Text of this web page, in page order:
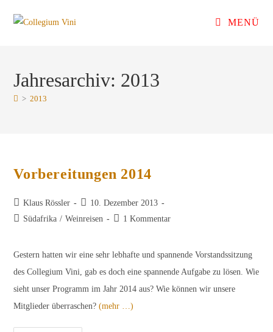
Inhalt
MENÜ
Jahresarchiv: 2013
> 2013
Vorbereitungen 2014
Beitrags-
Autor:
Klaus Rössler
Beitrag
veröffentlicht:
10. Dezember 2013
Beitrags-
Südafrika / Weinreisen
Beitrags-
1 Kommentar
Gestern hatten wir eine sehr lebhafte und spannende Vorstandssitzung
des Collegium Vini, gab es doch eine spannende Aufgabe zu lösen. Wie
sieht unser Programm im Jahr 2014 aus? Wie können wir unsere
Mitglieder überraschen?(mehr …)